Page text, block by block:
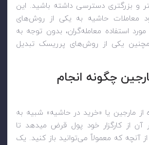
و بزرگتری دسترسی داشته باشید. این
معاملات حاشیه به یکی از روش‌های
استفاده معامله‌گران، بدون توجه به
یکی از روش‌های پرریسک‌ تبدیل
چگونه انجام
از مارجین یا «خرید در حاشیه» شبیه به
از کارگزار خود پول قرض میدهد تا
آنچه که معمولاً می‌توانید باز کنید. یک